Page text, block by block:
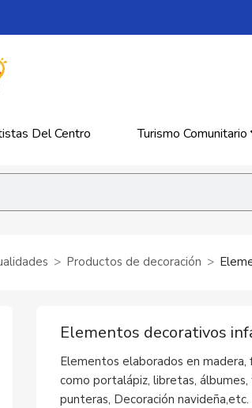
Del Centro Turismo Comunitario
Productos de decoración
Elementos decorativos
Elementos elaborados en
como portalápiz, libretas, álbumes,
punteras, Decoración navideña,etc.